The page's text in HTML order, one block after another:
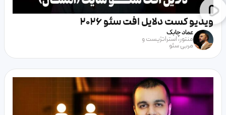
ویدیو کست دلایل افت سئو 2026
عماد چابک
منتور، استراتژیست و
مربی سئو